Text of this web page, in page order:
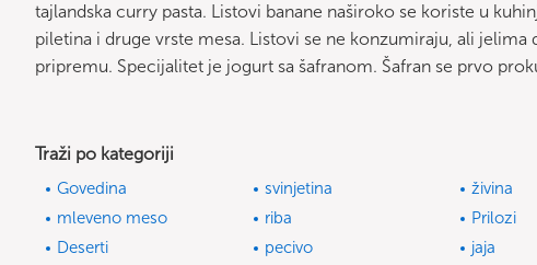
tajlandska curry pasta. Listovi banane naširoko se koriste u
piletina i druge vrste mesa. Listovi se ne konzumiraju, ali jelima
pripremu. Specijalitet je jogurt sa šafranom. Šafran se prvo
Traži po kategoriji
Govedina svinjetina živina
mleveno meso
riba Prilozi
Deserti
pecivo jaja